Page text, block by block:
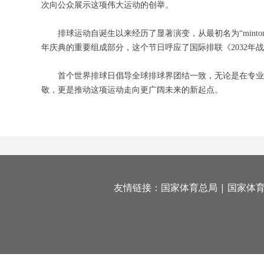
次向公众展示这项伟大运动的创举。
排球运动自诞生以来经历了显著演变，从最初名为
年庆典的重要组成部分，这个节日呼应了国际排联《2032年
首个世界排球日倡导全球排球界团结一致，无论是在专业
敬，更是推动这项运动走向更广阔未来的新起点。
友情链接： 国家体育总局 | 国家体